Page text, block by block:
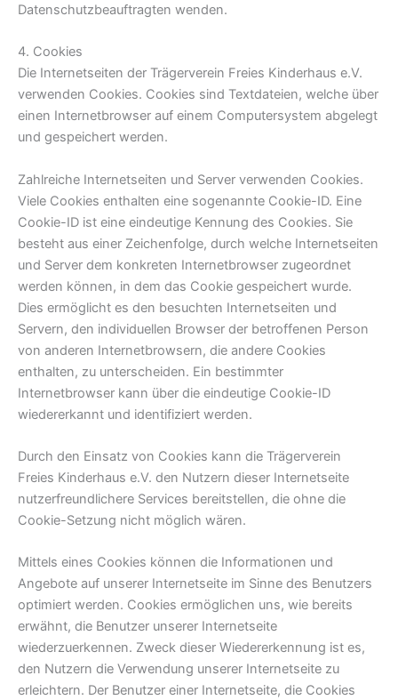
Datenschutzbeauftragten wenden.
4. Cookies
Die Internetseiten der Trägerverein Freies Kinderhaus e.V.
verwenden Cookies. Cookies sind Textdateien, welche über
einen Internetbrowser auf einem Computersystem abgelegt
und gespeichert werden.
Zahlreiche Internetseiten und Server verwenden Cookies.
Viele Cookies enthalten eine sogenannte Cookie-ID. Eine
Cookie-ID ist eine eindeutige Kennung des Cookies. Sie
besteht aus einer Zeichenfolge, durch welche Internetseiten
und Server dem konkreten Internetbrowser zugeordnet
werden können, in dem das Cookie gespeichert wurde.
Dies ermöglicht es den besuchten Internetseiten und
Servern, den individuellen Browser der betroffenen Person
von anderen Internetbrowsern, die andere Cookies
enthalten, zu unterscheiden. Ein bestimmter
Internetbrowser kann über die eindeutige Cookie-ID
wiedererkannt und identifiziert werden.
Durch den Einsatz von Cookies kann die Trägerverein
Freies Kinderhaus e.V. den Nutzern dieser Internetseite
nutzerfreundlichere Services bereitstellen, die ohne die
Cookie-Setzung nicht möglich wären.
Mittels eines Cookies können die Informationen und
Angebote auf unserer Internetseite im Sinne des Benutzers
optimiert werden. Cookies ermöglichen uns, wie bereits
erwähnt, die Benutzer unserer Internetseite
wiederzuerkennen. Zweck dieser Wiedererkennung ist es,
den Nutzern die Verwendung unserer Internetseite zu
erleichtern. Der Benutzer einer Internetseite, die Cookies